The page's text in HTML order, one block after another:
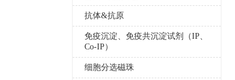
抗体&抗原
免疫沉淀、免疫共沉淀试剂（IP、
Co-IP）
细胞分选磁珠